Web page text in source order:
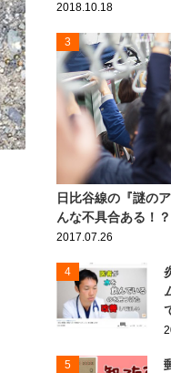
2018.10.18
3
日比谷線の『謎の
んな不具合ある！？
2017.07.26
4
5